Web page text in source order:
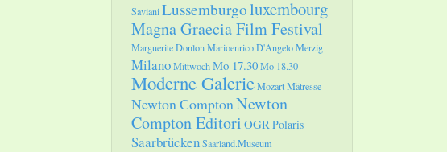
SavianiLussemburgoluxembourg
Magna Graecia Film Festival
Marguerite DonlonMarioenrico D'AngeloMerzig
MilanoMittwochMo 17.30Mo 18.30
Moderne GalerieMozartMätresse
Newton ComptonNewton
Compton Editori OGRPolaris
SaarbrückenSaarland.Museum